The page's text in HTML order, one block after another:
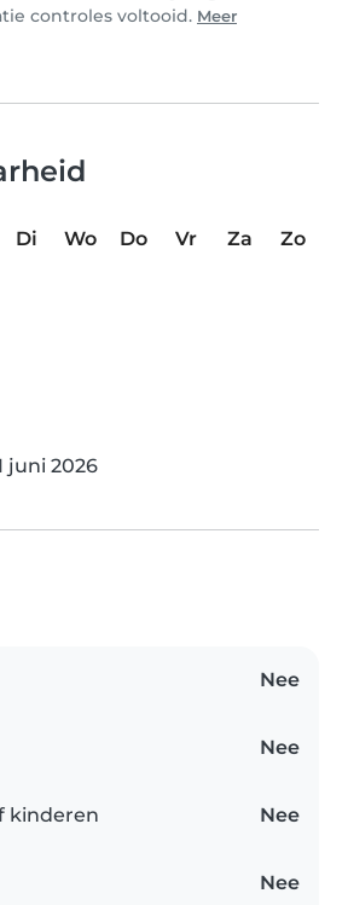
controles voltooid. Meer
Di Wo Do Vr Za
Zo
juni 2026
Nee
Nee
kinderen Nee
Nee